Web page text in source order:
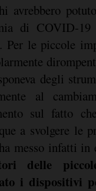
avrebbero
di COVID-
Per le piccole
degli
al
sul fatto
a svolgere le
messo infatti in
delle
i dispositivi